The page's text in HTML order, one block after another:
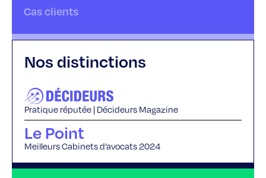
Cas clients
Nos distinctions
Pratique réputée | Décideurs Magazine
Le Point
Meilleurs Cabinets d’avocats 2024